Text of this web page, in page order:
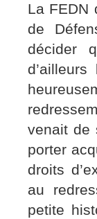
La FEDN
de
décider
venait de
porter
droits
au
petite